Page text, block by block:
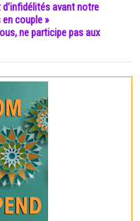
d’infidélités avant notre
couple »
ne participe pas aux